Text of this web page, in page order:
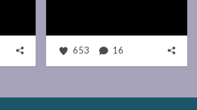
653 16